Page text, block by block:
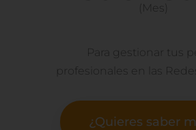
(Mes)
Para gestionar tus
profesionales en las
¿Quieres saber